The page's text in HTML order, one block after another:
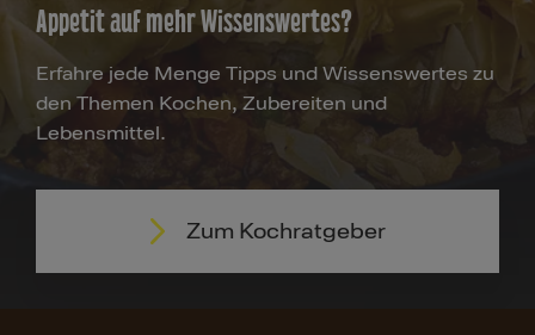
Appetit auf mehr Wissenswertes?
Erfahre jede Menge Tipps und Wissenswertes zu
den Themen Kochen, Zubereiten und
Lebensmittel.
Zum Kochratgeber